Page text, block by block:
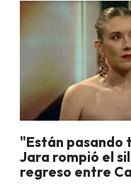
"Están pasando
Jara rompió el
regreso entre